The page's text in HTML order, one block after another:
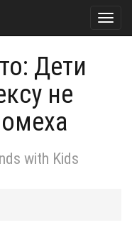
Дети
не
with Kids